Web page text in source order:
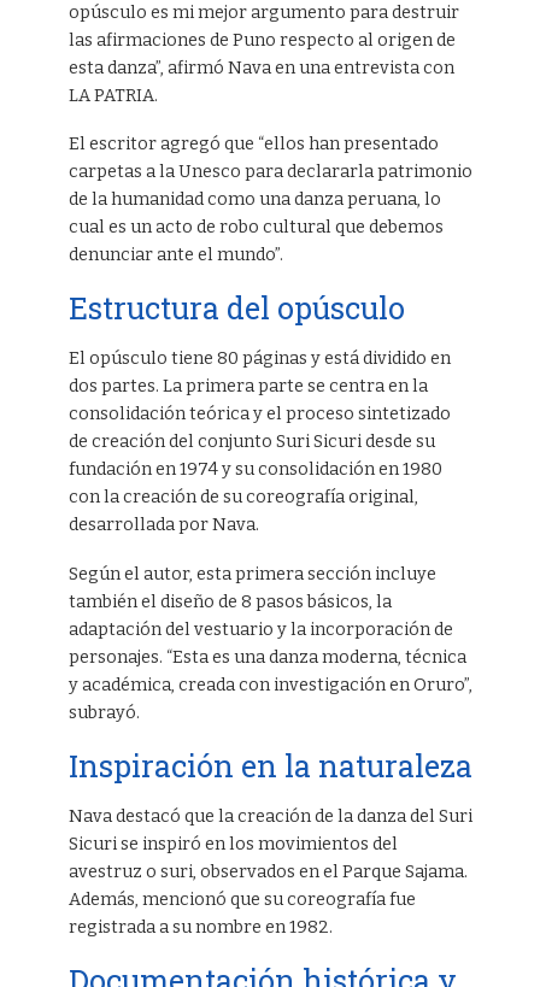
opúsculo es mi mejor argumento para destruir
las afirmaciones de Puno respecto al origen de
esta danza”, afirmó Nava en una entrevista con
LA PATRIA.
El escritor agregó que “ellos han presentado
carpetas a la Unesco para declararla patrimonio
de la humanidad como una danza peruana, lo
cual es un acto de robo cultural que debemos
denunciar ante el mundo”.
Estructura del opúsculo
El opúsculo tiene 80 páginas y está dividido en
dos partes. La primera parte se centra en la
consolidación teórica y el proceso sintetizado
de creación del conjunto Suri Sicuri desde su
fundación en 1974 y su consolidación en 1980
con la creación de su coreografía original,
desarrollada por Nava.
Según el autor, esta primera sección incluye
también el diseño de 8 pasos básicos, la
adaptación del vestuario y la incorporación de
personajes. “Esta es una danza moderna, técnica
y académica, creada con investigación en Oruro”,
subrayó.
Inspiración en la naturaleza
Nava destacó que la creación de la danza del Suri
Sicuri se inspiró en los movimientos del
avestruz o suri, observados en el Parque Sajama.
Además, mencionó que su coreografía fue
registrada a su nombre en 1982.